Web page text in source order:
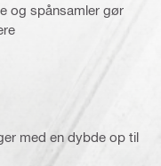
og spånsamler gør
med en dybde op til